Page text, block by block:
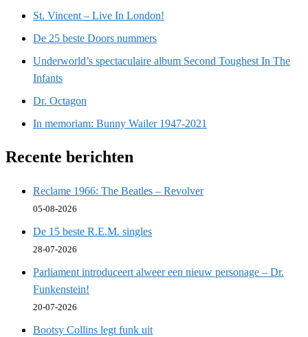
St. Vincent – Live In London!
De 25 beste Doors nummers
Underworld’s spectaculaire album Second Toughest In The
Infants
Dr. Octagon
In memoriam: Bunny Wailer 1947-2021
Recente berichten
Reclame 1966: The Beatles – Revolver
05-08-2026
De 15 beste R.E.M. singles
28-07-2026
Parliament introduceert alweer een nieuw personage – Dr.
Funkenstein!
20-07-2026
Bootsy Collins legt funk uit